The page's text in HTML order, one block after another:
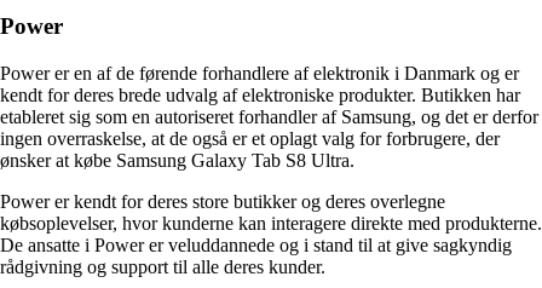
Power
Power er en af de førende forhandlere af elektronik i Danmark og er
kendt for deres brede udvalg af elektroniske produkter. Butikken har
etableret sig som en autoriseret forhandler af Samsung, og det er derfor
ingen overraskelse, at de også er et oplagt valg for forbrugere, der
ønsker at købe Samsung Galaxy Tab S8 Ultra.
Power er kendt for deres store butikker og deres overlegne
købsoplevelser, hvor kunderne kan interagere direkte med produkterne.
De ansatte i Power er veluddannede og i stand til at give sagkyndig
rådgivning og support til alle deres kunder.